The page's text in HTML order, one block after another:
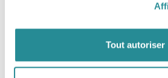
Tout autoriser
À